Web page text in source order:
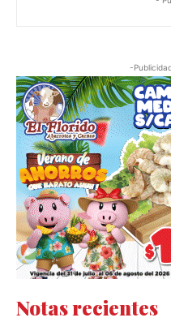
-
Notas recientes